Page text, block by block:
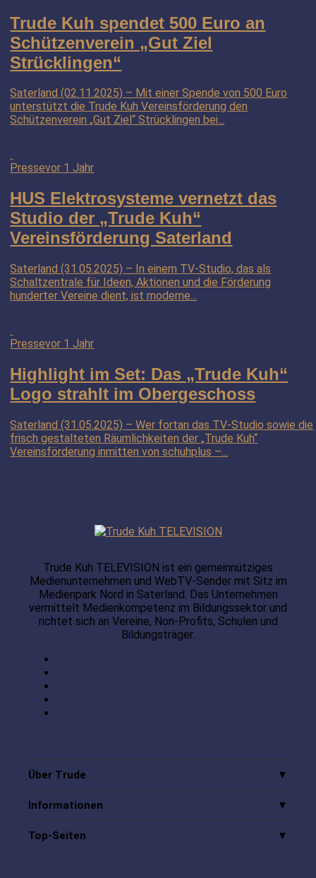
Trude Kuh spendet 500 Euro an
Schützenverein „Gut Ziel
Strücklingen“
Saterland (02.11.2025) – Mit einer Spende von 500 Euro
unterstützt die Trude Kuh Vereinsförderung den
Schützenverein „Gut Ziel“ Strücklingen bei...
Pressevor 1 Jahr
HUS Elektrosysteme vernetzt das
Studio der „Trude Kuh“
Vereinsförderung Saterland
Saterland (31.05.2025) – In einem TV-Studio, das als
Schaltzentrale für Ideen, Aktionen und die Förderung
hunderter Vereine dient, ist moderne...
Pressevor 1 Jahr
Highlight im Set: Das „Trude Kuh“
Logo strahlt im Obergeschoss
Saterland (31.05.2025) – Wer fortan das TV-Studio sowie die
frisch gestalteten Räumlichkeiten der „Trude Kuh“
Vereinsförderung inmitten von schuhplus –...
Trude Kuh TELEVISION ist ein gemeinnütziges
Medienunternehmen und WebTV-Sender mit Sitz im
Medienpark Nord in Saterland. Das Unternehmen
vermittelt Medienkompetenz im Bildungssektor und
richtet sich an Vereine, Non-Profits, Schulen und
Bildungsträger.
Über Trude
Informationen
Top-Seiten